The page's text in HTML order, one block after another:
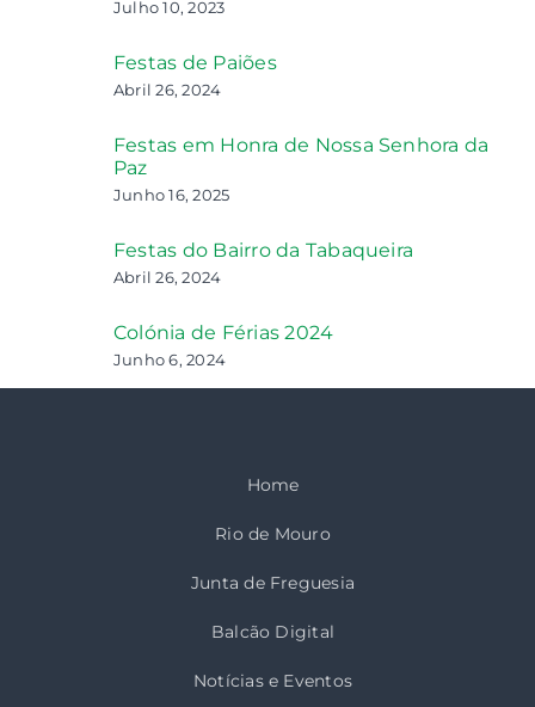
Julho 10, 2023
Festas de Paiões
Abril 26, 2024
Festas em Honra de Nossa Senhora da
Paz
Junho 16, 2025
Festas do Bairro da Tabaqueira
Abril 26, 2024
Colónia de Férias 2024
Junho 6, 2024
Home
Rio de Mouro
Junta de Freguesia
Balcão Digital
Notícias e Eventos